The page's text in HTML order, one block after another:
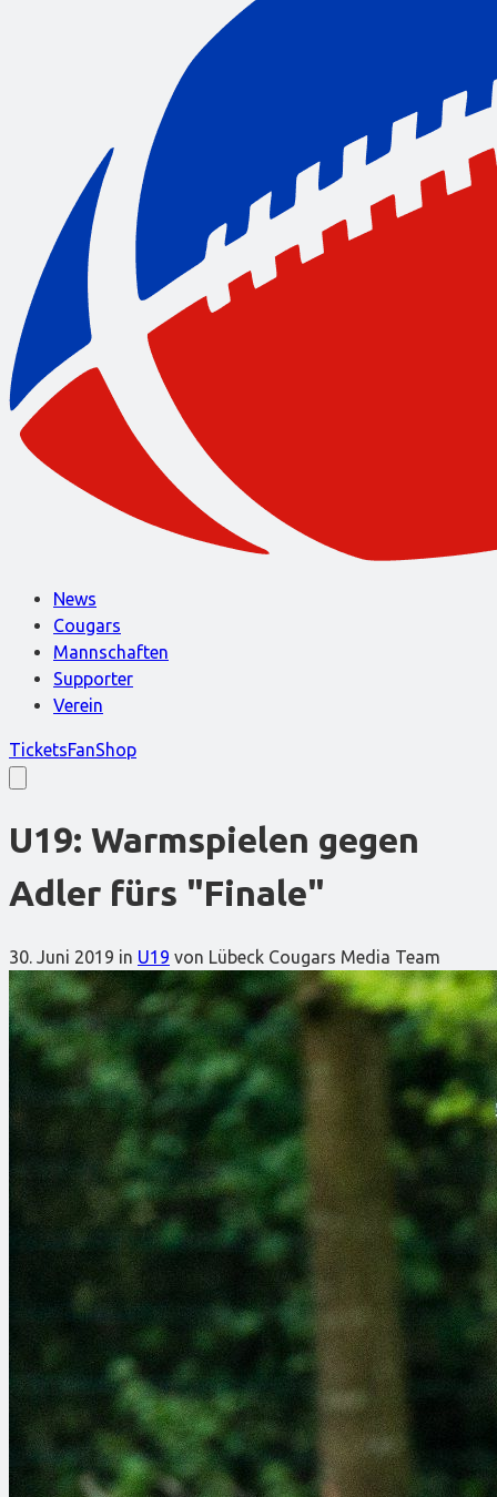
News
Cougars
Mannschaften
Supporter
Verein
TicketsFanShop
U19: Warmspielen gegen
Adler fürs "Finale"
30. Juni 2019 in U19 von Lübeck Cougars Media Team